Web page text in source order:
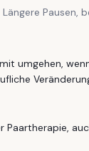
Pausen,
umgehen,
Paartherapie,